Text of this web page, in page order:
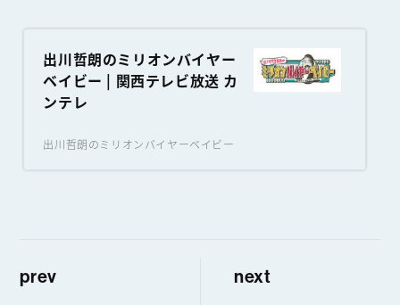
出川哲朗のミリオンバイヤー
ベイビー | 関西テレビ放送 カ
ンテレ
出川哲朗のミリオンバイヤーベイビー
prev next